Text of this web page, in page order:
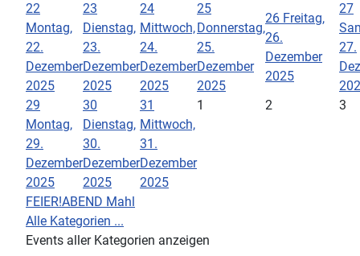
22
Montag,
22.
Dezember
2025
23
Dienstag,
23.
Dezember
2025
24
Mittwoch,
24.
Dezember
2025
25
Donnerstag,
25.
Dezember
2025
26 Freitag,
26.
Dezember
2025
27
27.
29
Montag,
29.
Dezember
2025
30
Dienstag,
30.
Dezember
2025
31
Mittwoch,
31.
Dezember
2025
1 2 3
FEIER!ABEND Mahl
Alle Kategorien ...
Events aller Kategorien anzeigen